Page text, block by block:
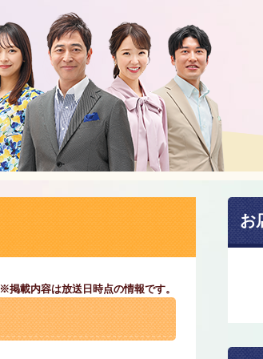
※掲載内容は放送日時点の情報です。
お